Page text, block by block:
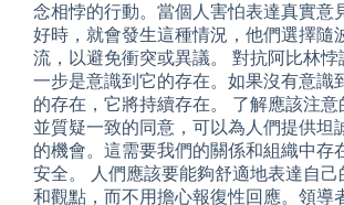
念相悖的行動。當個人害怕表達真實意
好時，就會發生這種情況，他們選擇隨
流，以避免衝突或異議。 對抗阿比林悖
一步是意識到它的存在。如果沒有意識
的存在，它將持續存在。 了解應該注意
並質疑一致的同意，可以為人們提供坦
的機會。這需要我們的關係和組織中存
安全。 人們應該要能夠舒適地表達自己
和觀點，而不用擔心報復性回應。領導